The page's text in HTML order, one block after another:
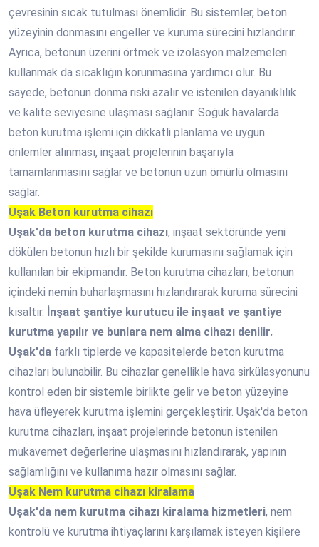
çevresinin sıcak tutulması önemlidir. Bu sistemler, beton
yüzeyinin donmasını engeller ve kuruma sürecini hızlandırır.
Ayrıca, betonun üzerini örtmek ve izolasyon malzemeleri
kullanmak da sıcaklığın korunmasına yardımcı olur. Bu
sayede, betonun donma riski azalır ve istenilen dayanıklılık
ve kalite seviyesine ulaşması sağlanır. Soğuk havalarda
beton kurutma işlemi için dikkatli planlama ve uygun
önlemler alınması, inşaat projelerinin başarıyla
tamamlanmasını sağlar ve betonun uzun ömürlü olmasını
sağlar.
Uşak Beton kurutma cihazı
Uşak'da beton kurutma cihazı, inşaat sektöründe yeni
dökülen betonun hızlı bir şekilde kurumasını sağlamak için
kullanılan bir ekipmandır. Beton kurutma cihazları, betonun
içindeki nemin buharlaşmasını hızlandırarak kuruma sürecini
kısaltır. İnşaat şantiye kurutucu ile inşaat ve şantiye
kurutma yapılır ve bunlara nem alma cihazı denilir.
Uşak'da farklı tiplerde ve kapasitelerde beton kurutma
cihazları bulunabilir. Bu cihazlar genellikle hava sirkülasyonunu
kontrol eden bir sistemle birlikte gelir ve beton yüzeyine
hava üfleyerek kurutma işlemini gerçekleştirir. Uşak'da beton
kurutma cihazları, inşaat projelerinde betonun istenilen
mukavemet değerlerine ulaşmasını hızlandırarak, yapının
sağlamlığını ve kullanıma hazır olmasını sağlar.
Uşak Nem kurutma cihazı kiralama
Uşak'da nem kurutma cihazı kiralama hizmetleri, nem
kontrolü ve kurutma ihtiyaçlarını karşılamak isteyen kişilere